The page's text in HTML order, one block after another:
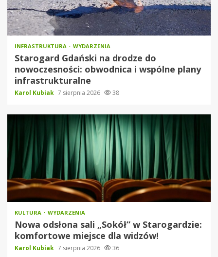
INFRASTRUKTURA WYDARZENIA
Starogard Gdański na drodze do
nowoczesności: obwodnica i wspólne plany
infrastrukturalne
Karol Kubiak 7 sierpnia 2026 38
KULTURA WYDARZENIA
Nowa odsłona sali „Sokół” w Starogardzie:
komfortowe miejsce dla widzów!
Karol Kubiak 7 sierpnia 2026 36